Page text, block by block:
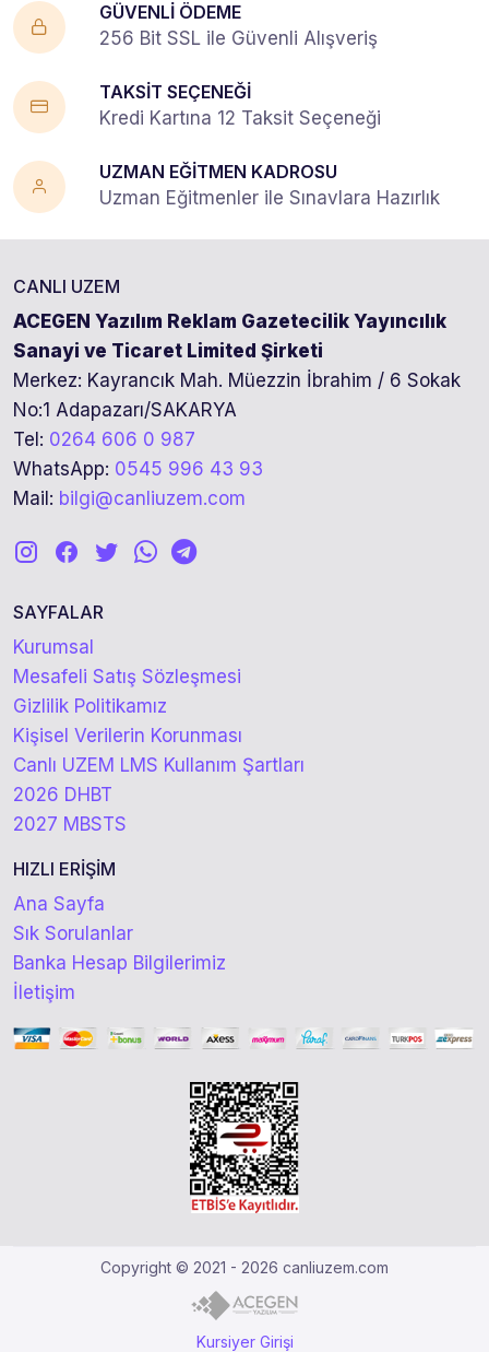
GÜVENLİ ÖDEME
256 Bit SSL ile Güvenli Alışveriş
TAKSİT SEÇENEĞİ
Kredi Kartına 12 Taksit Seçeneği
UZMAN EĞİTMEN KADROSU
Uzman Eğitmenler ile Sınavlara Hazırlık
CANLI UZEM
ACEGEN Yazılım Reklam Gazetecilik Yayıncılık
Sanayi ve Ticaret Limited Şirketi
Merkez: Kayrancık Mah. Müezzin İbrahim / 6 Sokak
No:1 Adapazarı/SAKARYA
Tel: 0264 606 0 987
WhatsApp: 0545 996 43 93
Mail: bilgi@canliuzem.com
SAYFALAR
Kurumsal
Mesafeli Satış Sözleşmesi
Gizlilik Politikamız
Kişisel Verilerin Korunması
Canlı UZEM LMS Kullanım Şartları
2026 DHBT
2027 MBSTS
HIZLI ERİŞİM
Ana Sayfa
Sık Sorulanlar
Banka Hesap Bilgilerimiz
İletişim
Copyright © 2021 - 2026 canliuzem.com
Kursiyer Girişi